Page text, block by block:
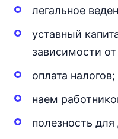
легальное
уставный
зависимости
оплата налогов;
наем
полезность